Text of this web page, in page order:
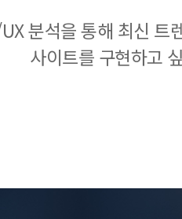
분석을 통해 최신 트
사이트를 구현하고